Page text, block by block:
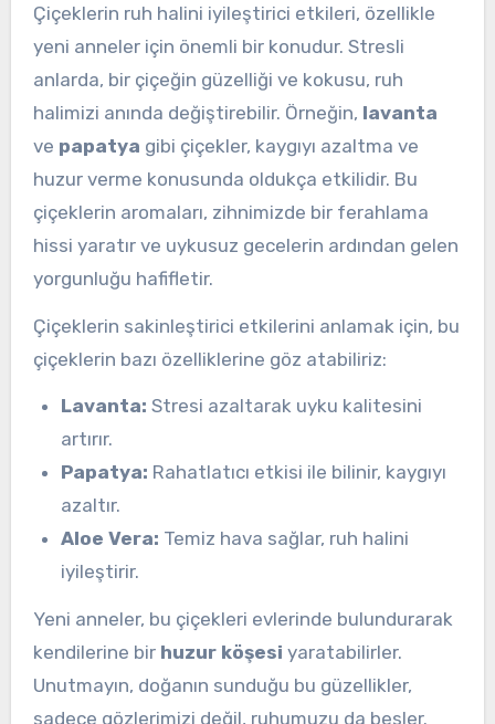
Çiçeklerin ruh halini iyileştirici etkileri, özellikle
yeni anneler için önemli bir konudur. Stresli
anlarda, bir çiçeğin güzelliği ve kokusu, ruh
halimizi anında değiştirebilir. Örneğin, lavanta
ve papatya gibi çiçekler, kaygıyı azaltma ve
huzur verme konusunda oldukça etkilidir. Bu
çiçeklerin aromaları, zihnimizde bir ferahlama
hissi yaratır ve uykusuz gecelerin ardından gelen
yorgunluğu hafifletir.
Çiçeklerin sakinleştirici etkilerini anlamak için, bu
çiçeklerin bazı özelliklerine göz atabiliriz:
Lavanta: Stresi azaltarak uyku kalitesini
artırır.
Papatya: Rahatlatıcı etkisi ile bilinir, kaygıyı
azaltır.
Aloe Vera: Temiz hava sağlar, ruh halini
iyileştirir.
Yeni anneler, bu çiçekleri evlerinde bulundurarak
kendilerine bir huzur köşesi yaratabilirler.
Unutmayın, doğanın sunduğu bu güzellikler,
sadece gözlerimizi değil, ruhumuzu da besler.